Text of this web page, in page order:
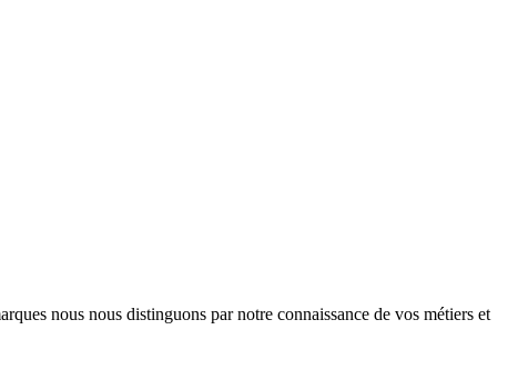
nous nous distinguons par notre connaissance de vos métiers et